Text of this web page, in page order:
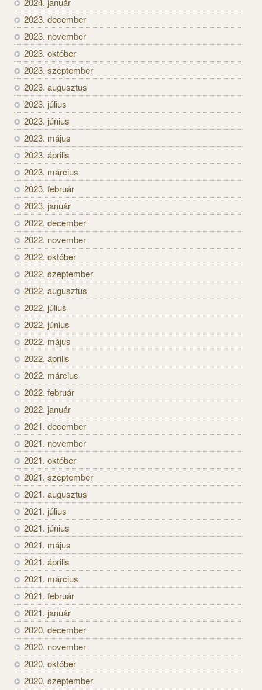
2023. december
2023. november
2023. október
2023. szeptember
2023. augusztus
2023. július
2023. június
2023. május
2023. április
2023. március
2023. február
2023. január
2022. december
2022. november
2022. október
2022. szeptember
2022. augusztus
2022. július
2022. június
2022. május
2022. április
2022. március
2022. február
2022. január
2021. december
2021. november
2021. október
2021. szeptember
2021. augusztus
2021. július
2021. június
2021. május
2021. április
2021. március
2021. február
2021. január
2020. december
2020. november
2020. október
2020. szeptember